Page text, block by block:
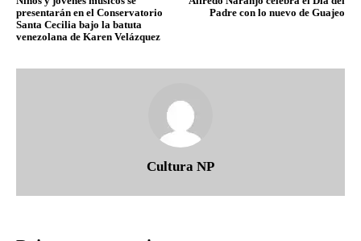
presentarán en el Conservatorio
Santa Cecilia bajo la batuta
venezolana de Karen Velázquez
Padre con lo nuevo de Guajeo
Cultura NP